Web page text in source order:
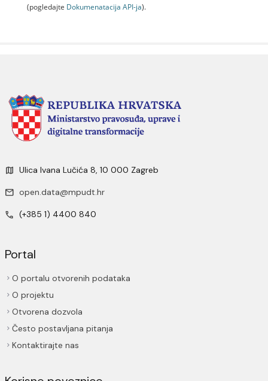
(pogledajte Dokumenаtаcijа API-jа).